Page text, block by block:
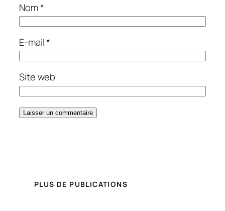
Nom*
E-mail*
Site web
PLUS DE PUBLICATIONS